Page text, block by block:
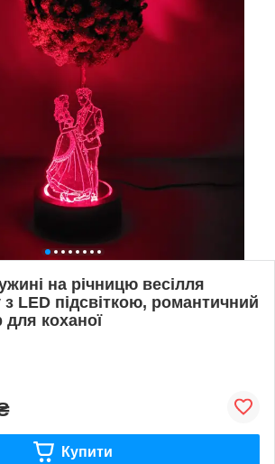
на річницю весілля
LED підсвіткою, романтичний
для коханої
Купити